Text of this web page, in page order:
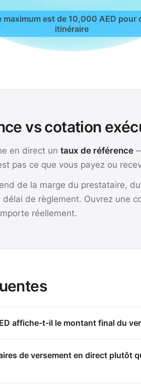
maximum est de 10,000 AED pour
itinéraire
vs cotation
en direct un taux de référence
pas ce que vous payez ou
de la marge du prestataire,
délai de règlement. Ouvrez une
réellement.
affiche-t-il le montant final du
de versement en direct plutôt